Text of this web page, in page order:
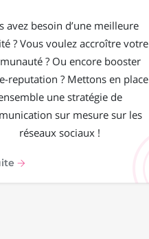
avez besoin d’une meilleure
? Vous voulez accroître votre
? Ou encore booster
reputation ? Mettons en place
une stratégie de
sur mesure sur les
réseaux sociaux !